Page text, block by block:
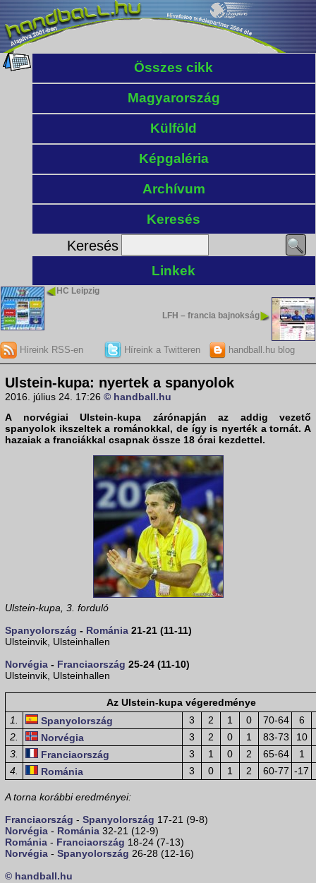
Összes cikk
Magyarország
Külföld
Képgaléria
Archívum
Keresés
Keresés
Linkek
HC Leipzig
LFH – francia bajnokság
Híreink RSS-en Híreink a Twitteren handball.hu blog
Ulstein-kupa: nyertek a spanyolok
2016. július 24. 17:26 © handball.hu
A norvégiai Ulstein-kupa zárónapján az addig vezető
spanyolok ikszeltek a románokkal, de így is nyerték a tornát. A
hazaiak a franciákkal csapnak össze 18 órai kezdettel.
Ulstein-kupa, 3. forduló
Spanyolország - Románia 21-21 (11-11)
Ulsteinvik, Ulsteinhallen
Norvégia - Franciaország 25-24 (11-10)
Ulsteinvik, Ulsteinhallen
Az Ulstein-kupa végeredménye
1.
Spanyolország 3 2 1 0 70-64
6
2.
Norvégia 3 2 0 1 83-73
10
3.
Franciaország 3 1 0 2 65-64
1
4.
Románia 3 0 1 2 60-77 -17
A torna korábbi eredményei:
Franciaország - Spanyolország 17-21 (9-8)
Norvégia - Románia 32-21 (12-9)
Románia - Franciaország 18-24 (7-13)
Norvégia - Spanyolország 26-28 (12-16)
© handball.hu